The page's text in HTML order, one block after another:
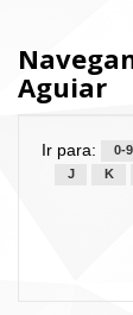
Aguiar
Ir para: 0-9
J
K